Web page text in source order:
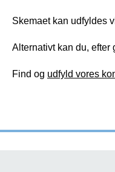
Skemaet kan udfyldes
Alternativt kan du, efter
Find og udfyld vores